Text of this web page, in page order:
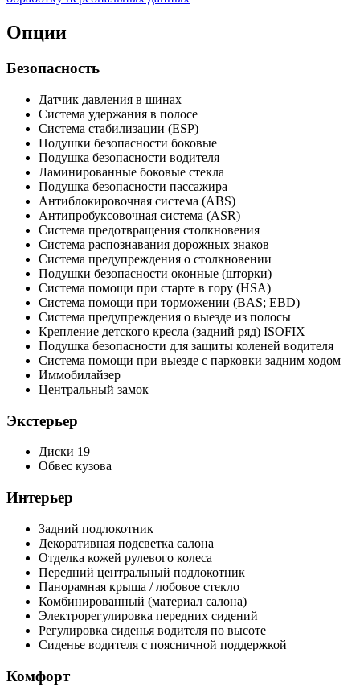
Опции
Безопасность
Датчик давления в шинах
Система удержания в полосе
Система стабилизации (ESP)
Подушки безопасности боковые
Подушка безопасности водителя
Ламинированные боковые стекла
Подушка безопасности пассажира
Антиблокировочная система (ABS)
Антипробуксовочная система (ASR)
Система предотвращения столкновения
Система распознавания дорожных знаков
Система предупреждения о столкновении
Подушки безопасности оконные (шторки)
Система помощи при старте в гору (HSA)
Система помощи при торможении (BAS; EBD)
Система предупреждения о выезде из полосы
Крепление детского кресла (задний ряд) ISOFIX
Подушка безопасности для защиты коленей водителя
Система помощи при выезде с парковки задним ходом
Иммобилайзер
Центральный замок
Экстерьер
Диски 19
Обвес кузова
Интерьер
Задний подлокотник
Декоративная подсветка салона
Отделка кожей рулевого колеса
Передний центральный подлокотник
Панорамная крыша / лобовое стекло
Комбинированный (материал салона)
Электрорегулировка передних сидений
Регулировка сиденья водителя по высоте
Сиденье водителя с поясничной поддержкой
Комфорт